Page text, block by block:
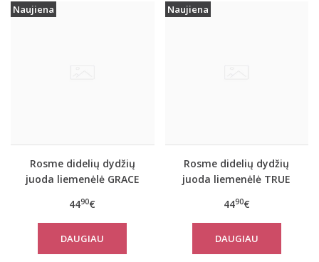
Naujiena
Rosme didelių dydžių
juoda liemenėlė GRACE
4490€
DAUGIAU
Naujiena
Rosme didelių dydžių
juoda liemenėlė TRUE
4490€
DAUGIAU